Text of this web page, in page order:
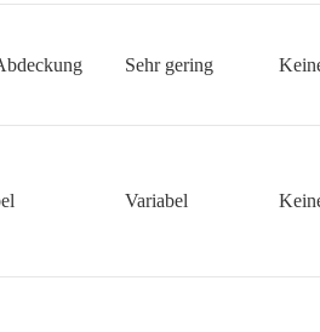
Sehr gering
Variabel